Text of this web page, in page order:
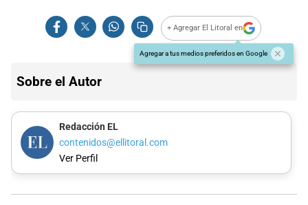
+ Agregar El Litoral en
Agregar a tus medios preferidos en Google
Sobre el Autor
Redacción EL
contenidos@ellitoral.com
Ver Perfil